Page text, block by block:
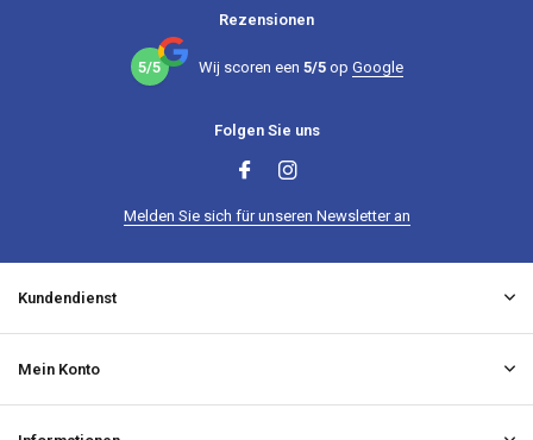
Rezensionen
5/5 Wij scoren een 5/5op Google
Folgen Sie uns
Melden Sie sich für unseren Newsletter an
Kundendienst
Mein Konto